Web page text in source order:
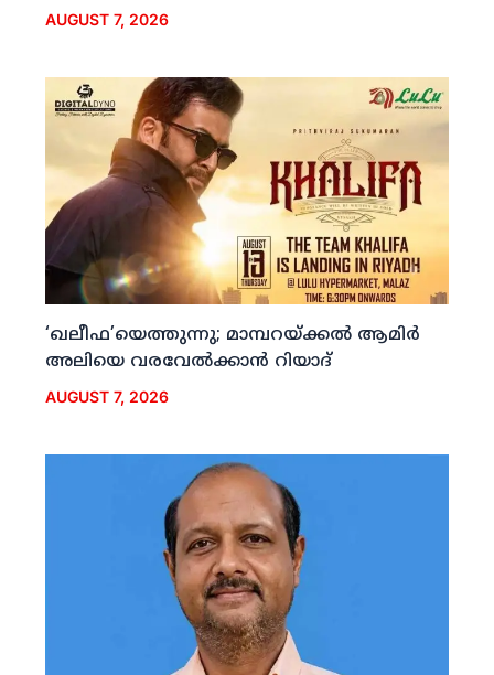
AUGUST 7, 2026
‘ഖലീഫ’യെത്തുന്നു; മാമ്പറയ്ക്കല്‍ ആമിര്‍
അലിയെ വരവേല്‍ക്കാന്‍ റിയാദ്
AUGUST 7, 2026